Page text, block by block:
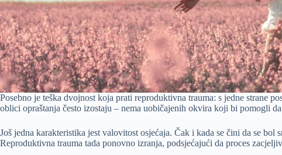
Posebno je teška dvojnost koja prati reproduktivna trauma: s jedne strane
oblici opraštanja često izostaju – nema uobičajenih okvira koji bi pomogli
Još jedna karakteristika jest valovitost osjećaja. Čak i kada se čini da se
Reproduktivna trauma tada ponovno izranja, podsjećajući da proces